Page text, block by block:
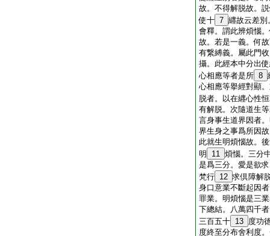
故。不得解脱故。
使十 7 纒故云差別
會釋。謂此辨煩惱
故。若是一義。何
有繋縛義。屬此門
攝。此經本中分出
心相應等者是所 8
心相應等擧經對顯
脱者。以在纒心性
有解脱。次隨道生
言身事生道界因者
界生身之事爲所因
此就生明煩惱故。
明
11 煩惱。三分
是爲三分。愛是欲
梵行 12 求倶障解
身口意業不斷起因
罪業。明煩惱是三
下總結。八萬四千
三百五十 13 度功
度終至分布舍利度